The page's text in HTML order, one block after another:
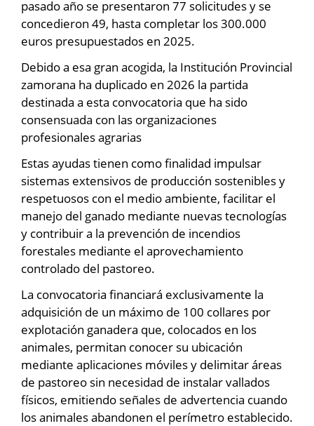
pasado año se presentaron 77 solicitudes y se
concedieron 49, hasta completar los 300.000
euros presupuestados en 2025.
Debido a esa gran acogida, la Institución Provincial
zamorana ha duplicado en 2026 la partida
destinada a esta convocatoria que ha sido
consensuada con las organizaciones
profesionales agrarias
Estas ayudas tienen como finalidad impulsar
sistemas extensivos de producción sostenibles y
respetuosos con el medio ambiente, facilitar el
manejo del ganado mediante nuevas tecnologías
y contribuir a la prevención de incendios
forestales mediante el aprovechamiento
controlado del pastoreo.
La convocatoria financiará exclusivamente la
adquisición de un máximo de 100 collares por
explotación ganadera que, colocados en los
animales, permitan conocer su ubicación
mediante aplicaciones móviles y delimitar áreas
de pastoreo sin necesidad de instalar vallados
físicos, emitiendo señales de advertencia cuando
los animales abandonen el perímetro establecido.